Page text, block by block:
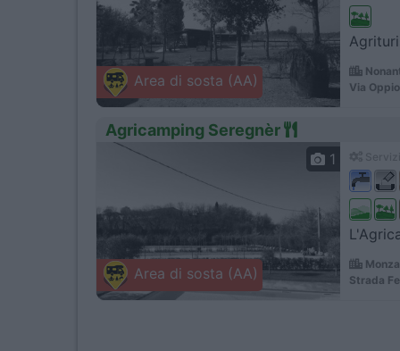
Area di sosta (AA)
Via
Agricamping Seregnèr
Area di sosta (AA)
1
Strada